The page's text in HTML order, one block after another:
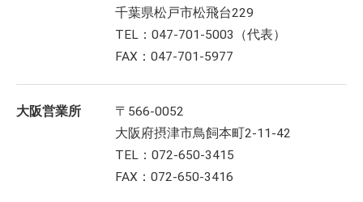
千葉県松戸市松飛台229
TEL：047-701-5003（代表）
FAX：047-701-5977
大阪営業所
〒566-0052
大阪府摂津市鳥飼本町2-11-42
TEL：072-650-3415
FAX：072-650-3416